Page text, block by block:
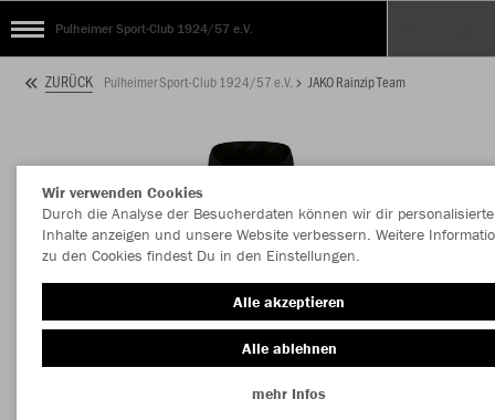
Pulheimer Sport-Club 1924/57 e.V.
ZURÜCK Pulheimer Sport-Club 1924/57 e.V. JAKO Rainzip Team
Wir verwenden Cookies
Durch die Analyse der Besucherdaten können wir dir personalisierte
Inhalte anzeigen und unsere Website verbessern. Weitere
zu den Cookies findest Du in den Einstellungen.
Alle akzeptieren
Alle ablehnen
mehr Infos